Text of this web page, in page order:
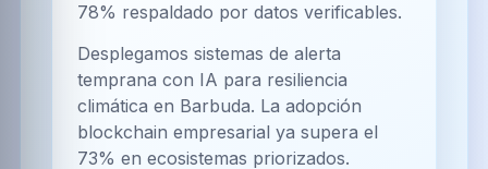
78% respaldado por datos verificables.
Desplegamos sistemas de alerta
temprana con IA para resiliencia
climática en Barbuda. La adopción
blockchain empresarial ya supera el
73% en ecosistemas priorizados.